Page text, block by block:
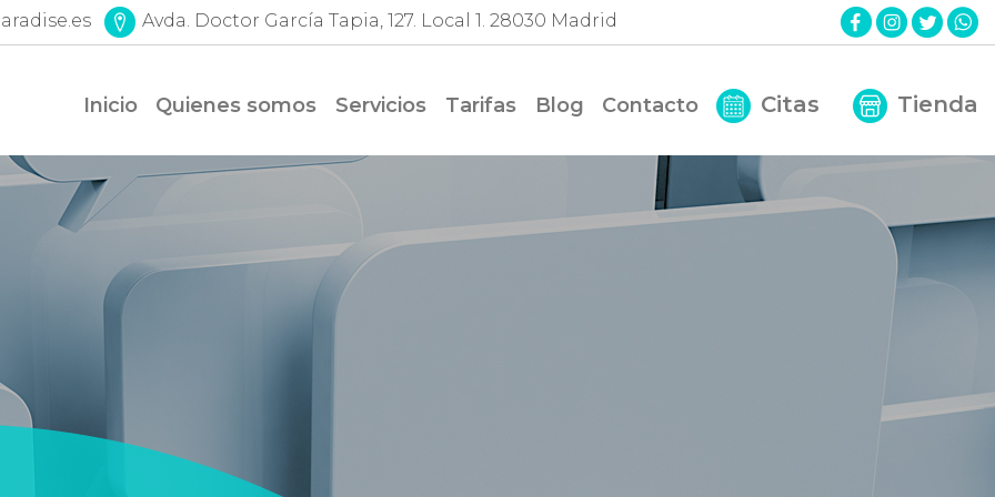
Avda. Doctor García Tapia, 127. Local 1. 28030 Madrid
Inicio Quienes somos Servicios Tarifas Blog Contacto Citas Tienda